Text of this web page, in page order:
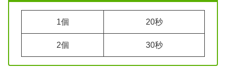
1個 20秒
2個 30秒